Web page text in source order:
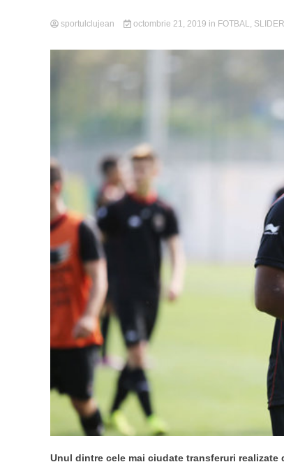
sportulclujean octombrie 21, 2019 in FOTBAL, SLIDER
Unul dintre cele mai ciudate transferuri